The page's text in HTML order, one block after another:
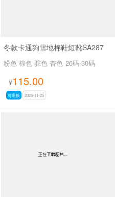
冬款卡通狗雪地棉鞋短靴SA287
粉色 棕色 驼色 杏色 26码-30码
¥115.00
可退换 2025-11-25